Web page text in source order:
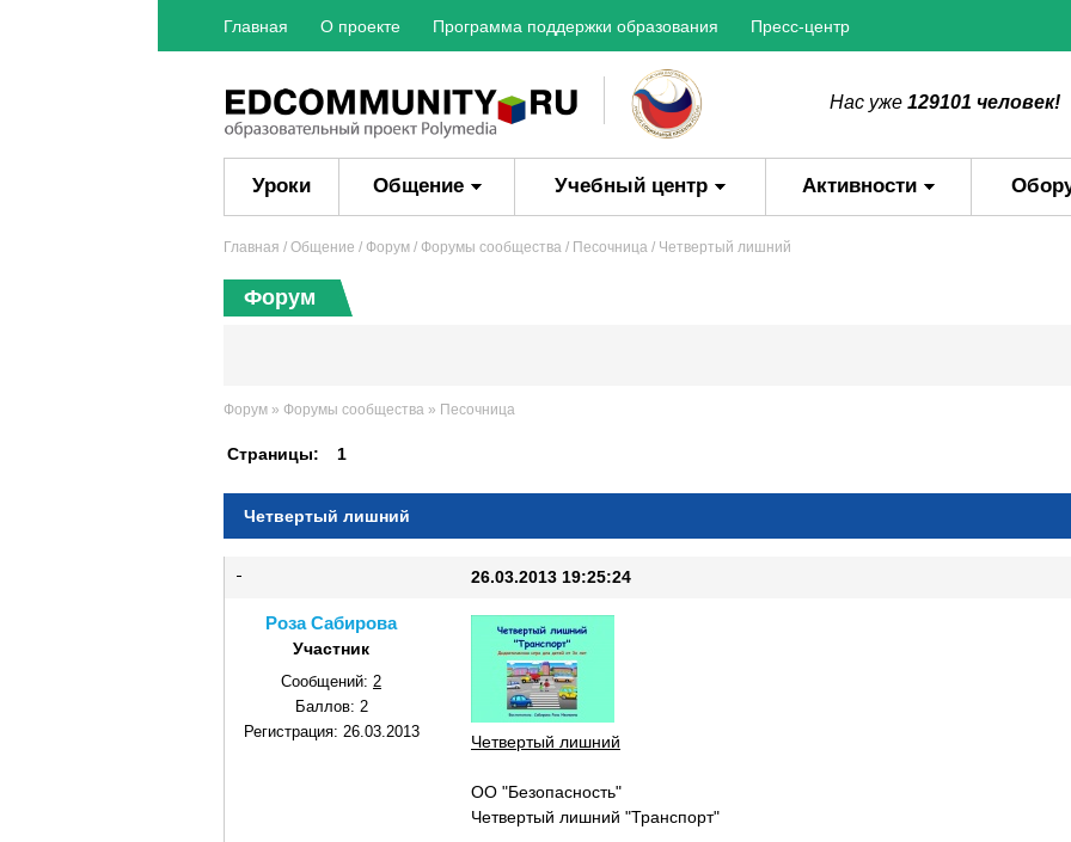
Главная О проекте Программа поддержки образования Пресс-центр
Нас уже 129101 человек!
Уроки Общение Учебный центр Активности
Главная / Общение / Форум / Форумы сообщества / Песочница / Четвертый лишний
Форум
Форум » Форумы сообщества » Песочница
Страницы: 1
Четвертый лишний
Роза Сабирова
Участник
Сообщений: 2
Баллов: 2
Регистрация: 26.03.2013
26.03.2013 19:25:24
Четвертый лишний
ОО "Безопасность"
Четвертый лишний "Транспорт"